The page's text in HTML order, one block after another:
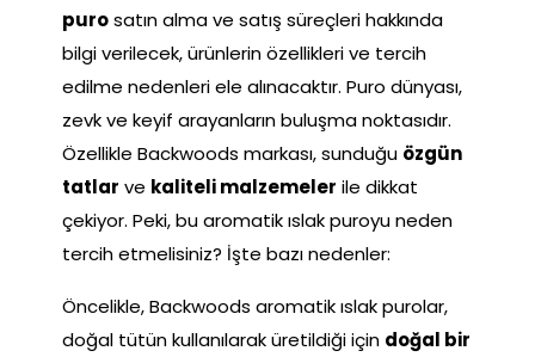
purosatın alma ve satış süreçleri hakkında
bilgi verilecek, ürünlerin özellikleri ve tercih
edilme nedenleri ele alınacaktır. Puro dünyası,
zevk ve keyif arayanların buluşma noktasıdır.
Özellikle Backwoods markası, sunduğu özgün
tatlar ve kaliteli malzemeler ile dikkat
çekiyor. Peki, bu aromatik ıslak puroyu neden
tercih etmelisiniz? İşte bazı nedenler:
Öncelikle, Backwoods aromatik ıslak purolar,
doğal tütün kullanılarak üretildiği için doğal bir